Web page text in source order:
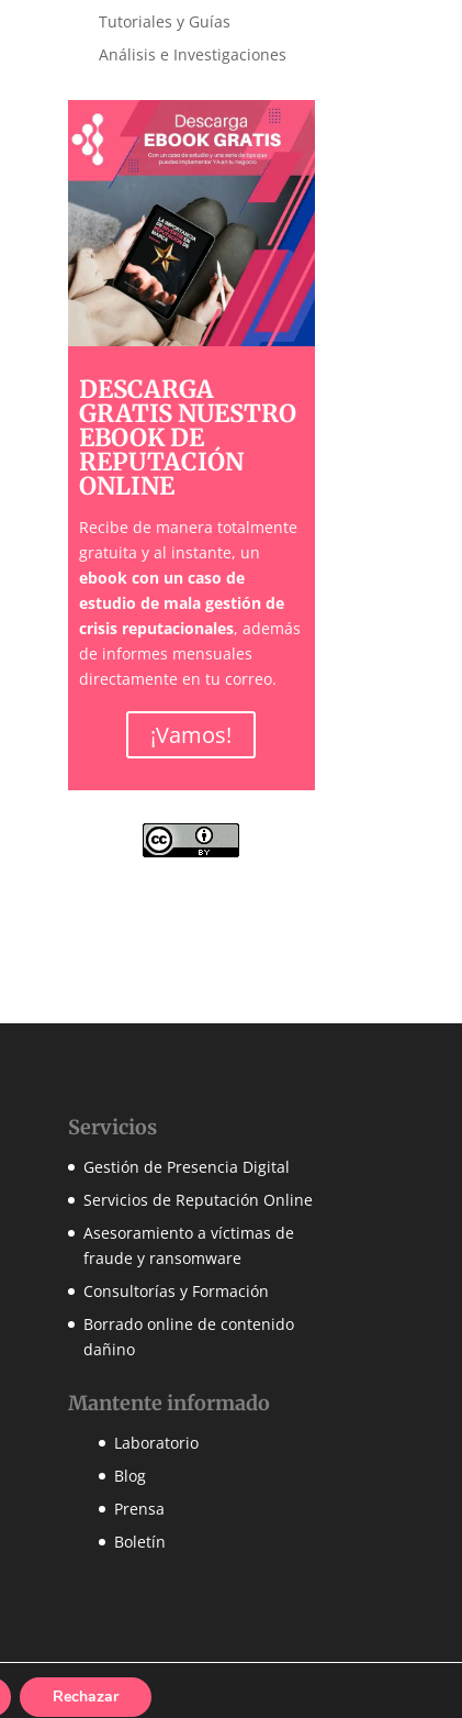
Tutoriales y Guías
Análisis e Investigaciones
DESCARGA
GRATIS NUESTRO
EBOOK DE
REPUTACIÓN
ONLINE
Recibe de manera totalmente
gratuita y al instante, un
ebook con un caso de
estudio de mala gestión de
crisis reputacionales, además
de informes mensuales
directamente en tu correo.
¡Vamos!
Servicios
Gestión de Presencia Digital
Servicios de Reputación Online
Asesoramiento a víctimas de
fraude y ransomware
Consultorías y Formación
Borrado online de contenido
dañino
Mantente informado
Laboratorio
Blog
Prensa
Boletín
Rechazar